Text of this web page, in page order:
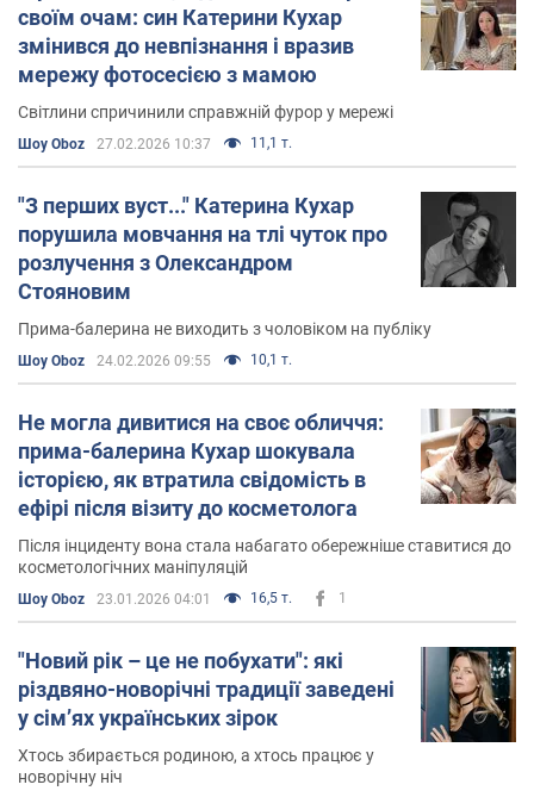
телеканалу"1+1". Вона виступила в якості одного з
членів журі першого сезону телешоу "
Танці з
зірками ", а пізніше продовжила займати суддівське
крісло і в наступному сезоні.
Особисте життя
Катерина Кухар заміжня. Її чоловік -Олександр
Стоянов, відомий український балетний танцюрист.
Спочатку Кухар і Стоянов не збиралися одружитися і
багато років просто прожили разом. Однак в
результаті - все-таки зіграли весілля.
Зараз сімейна пара виховує двох дітей - сина Тимура і
дочка Настю. Свою першу дитину Катерина Кухар
трагічно втратила.
Активність в мережі
Крім офіційного сайту, в інтернеті Катерину Кухар
можна знайти в найбільш популярних соціальних
мережах.
Фейсбук. На сторінку Катерини Кухар в
Facebook
підписано майже десять тисяч осіб.
Інстаграм. За появою нових фото Катерини
Кухар вInstagramстежить 146 тисяч постійних
підписників.
своїм очам: син Катерини Кухар
змінився до невпізнання і вразив
мережу фотосесією з мамою
Світлини спричинили справжній фурор у мережі
Шоу Oboz 27.02.2026 10:37 11,1 т.
"З перших вуст..." Катерина Кухар
порушила мовчання на тлі чуток про
розлучення з Олександром
Стояновим
Прима-балерина не виходить з чоловіком на публіку
Шоу Oboz 24.02.2026 09:55 10,1 т.
Не могла дивитися на своє обличчя:
прима-балерина Кухар шокувала
історією, як втратила свідомість в
ефірі після візиту до косметолога
Після інциденту вона стала набагато обережніше ставитися до
косметологічних маніпуляцій
Шоу Oboz 23.01.2026 04:01 16,5 т. 1
"Новий рік – це не побухати": які
різдвяно-новорічні традиції заведені
у сімʼях українських зірок
Хтось збирається родиною, а хтось працює у
новорічну ніч